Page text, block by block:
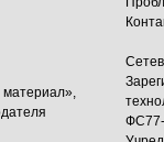
материал»,
ФС77-